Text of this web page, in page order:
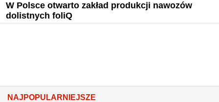
W Polsce otwarto zakład produkcji nawozów
dolistnych foliQ
NAJPOPULARNIEJSZE